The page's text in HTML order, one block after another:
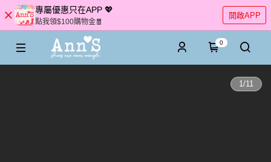
專屬優惠只在APP 💖
點我領$100購物金🧧
開啟APP
0
1/11